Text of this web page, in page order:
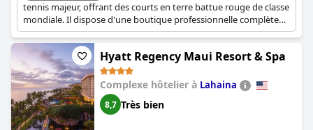
tennis majeur, offrant des courts en terre battue rouge de classe
mondiale. Il dispose d'une boutique professionnelle complète
avec des tournois à la ronde, des cliniques et des leçons privées.
Notamment, le complexe a une riche histoire, ayant accueilli le
tournoi de tennis international Volvo et des légendes du tennis.
Hyatt Regency Maui Resort & Spa
Complexe hôtelier à Lahaina
8,7 Très bien